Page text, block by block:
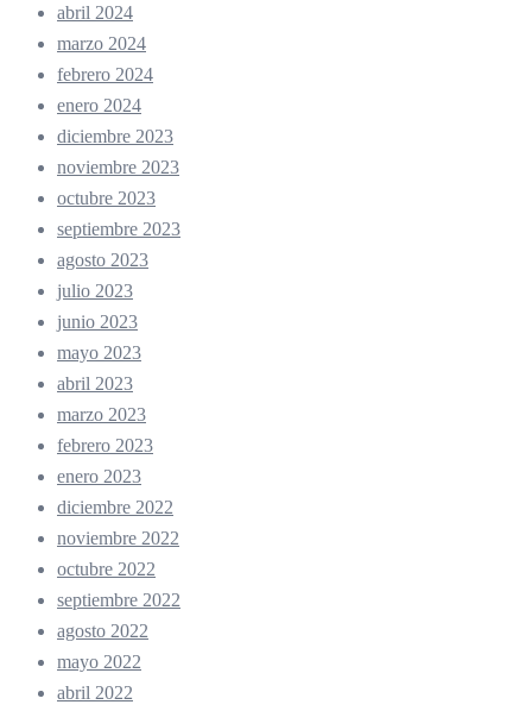
abril 2024
marzo 2024
febrero 2024
enero 2024
diciembre 2023
noviembre 2023
octubre 2023
septiembre 2023
agosto 2023
julio 2023
junio 2023
mayo 2023
abril 2023
marzo 2023
febrero 2023
enero 2023
diciembre 2022
noviembre 2022
octubre 2022
septiembre 2022
agosto 2022
mayo 2022
abril 2022